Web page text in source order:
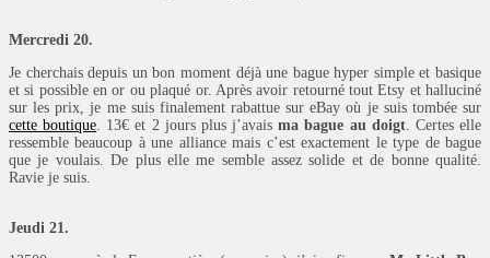
Mercredi 20.
Je cherchais depuis un bon moment déjà une bague hyper simple et basique
et si possible en or ou plaqué or. Après avoir retourné tout Etsy et halluciné
sur les prix, je me suis finalement rabattue sur eBay où je suis tombée sur
cette boutique. 13€ et 2 jours plus j’avaisma bague au doigt. Certes elle
ressemble beaucoup à une alliance mais c’est exactement le type de bague
que je voulais. De plus elle me semble assez solide et de bonne qualité.
Ravie je suis.
Jeudi 21.